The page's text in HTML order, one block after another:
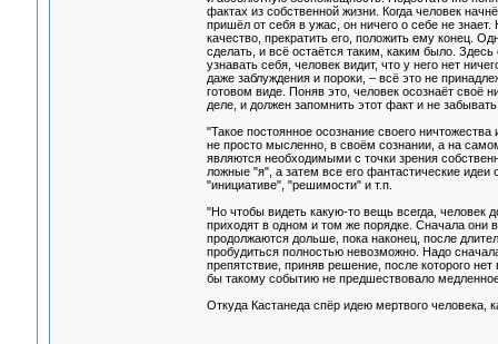
фактах из собственной жизни. Когда человек
пришёл от себя в ужас, он ничего о себе не
качество, прекратить его, положить ему конец.
сделать, и всё остаётся таким, каким было.
узнавать себя, человек видит, что у него нет
даже заблуждения и пороки, – всё это не
готовом виде. Поняв это, человек осознаёт своё
деле, и должен запомнить этот факт и не
"Такое постоянное осознание своего
не просто мысленно, в своём сознании, а на
являются необходимыми с точки зрения
ложные "я", а затем все его фантастические идеи
"инициативе", "решимости" и т.п.
"Но чтобы видеть какую-то вещь всегда, человек
приходят в одном и том же порядке. Сначала они
продолжаются дольше, пока наконец, после
пробудиться полностью невозможно. Надо
препятствие, приняв решение, после которого
бы такому событию не предшествовало
Откуда Кастанеда спёр идею мертвого человека,